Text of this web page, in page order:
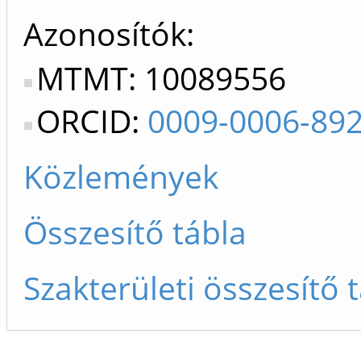
Azonosítók
MTMT: 10089556
ORCID: 0009-0006-
Közlemények
Összesítő tábla
Szakterületi összesítő